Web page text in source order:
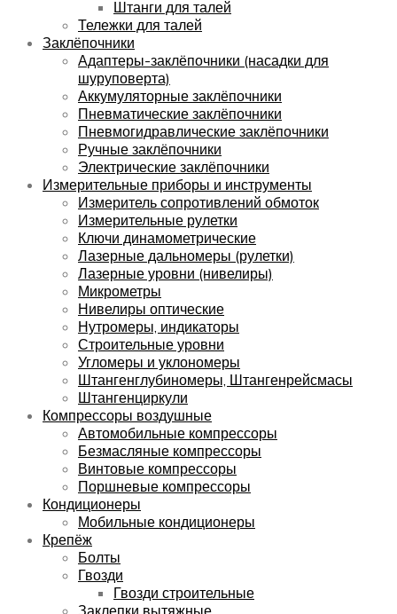
Штанги для талей
Тележки для талей
Заклёпочники
Адаптеры-заклёпочники (насадки для
шуруповерта)
Аккумуляторные заклёпочники
Пневматические заклёпочники
Пневмогидравлические заклёпочники
Ручные заклёпочники
Электрические заклёпочники
Измерительные приборы и инструменты
Измеритель сопротивлений обмоток
Измерительные рулетки
Ключи динамометрические
Лазерные дальномеры (рулетки)
Лазерные уровни (нивелиры)
Микрометры
Нивелиры оптические
Нутромеры, индикаторы
Строительные уровни
Угломеры и уклономеры
Штангенглубиномеры, Штангенрейсмасы
Штангенциркули
Компрессоры воздушные
Автомобильные компрессоры
Безмасляные компрессоры
Винтовые компрессоры
Поршневые компрессоры
Кондиционеры
Мобильные кондиционеры
Крепёж
Болты
Гвозди
Гвозди строительные
Заклепки вытяжные